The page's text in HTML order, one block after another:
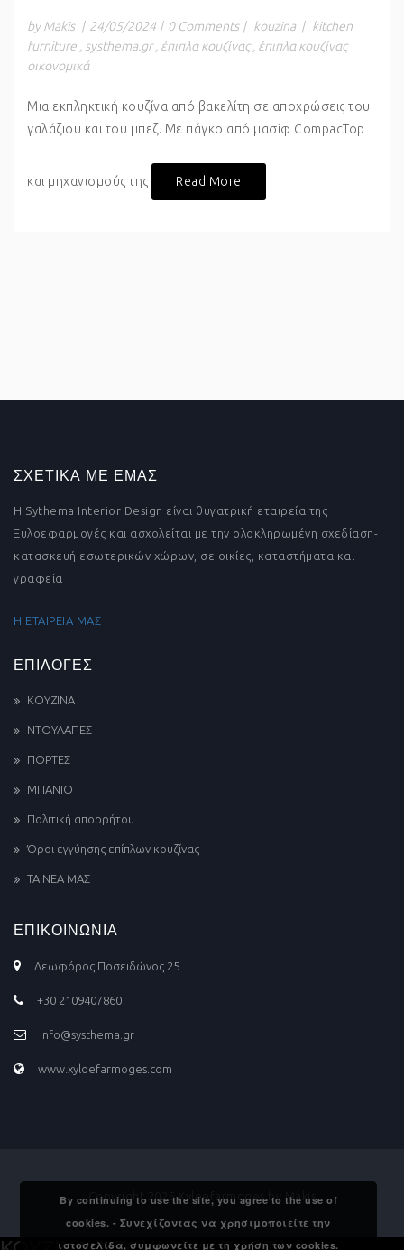
by Makis | 24/05/2024 | 0 Comments | kouzina | kitchen
furniture
systhema.gr έπιπλα κουζίνας
έπιπλα κουζίνας
οικονομικά
Μια εκπληκτική κουζίνα από βακελίτη σε αποχρώσεις του
γαλάζιου και του μπεζ. Με πάγκο από μασίφ CompacTop
και μηχανισμούς της Read More
ΣΧΕΤΙΚΑ ΜΕ ΕΜΑΣ
Η Sythema Interior Design είναι θυγατρική εταιρεία της
Ξυλοεφαρμογές και ασχολείται με την ολοκληρωμένη σχεδίαση-
κατασκευή εσωτερικών χώρων, σε οικίες, καταστήματα και
γραφεία
Η ΕΤΑΙΡΕΙΑ ΜΑΣ
ΕΠΙΛΟΓΕΣ
ΚΟΥΖΙΝΑ
ΝΤΟΥΛΑΠΕΣ
ΠΟΡΤΕΣ
ΜΠΑΝΙΟ
Πολιτική απορρήτου
Όροι εγγύησης επίπλων κουζίνας
ΤΑ ΝΕΑ ΜΑΣ
ΕΠΙΚΟΙΝΩΝΙΑ
Λεωφόρος Ποσειδώνος 25
+30 2109407860
info@systhema.gr
www.xyloefarmoges.com
Copyright 2025 Xyloefarmoges by Makis
By continuing to use the site, you agree to the use of
cookies. - Συνεχίζοντας να χρησιμοποιείτε την
ιστοσελίδα, συμφωνείτε με τη χρήση των cookies.